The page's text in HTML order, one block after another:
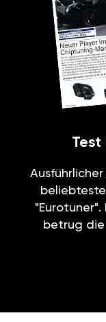
Test
betrug die